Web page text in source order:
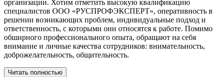
организации. Хотим отметить высокую квалификацию
специалистов ООО «РУСПРОФЭКСПЕРТ», оперативность в
решении возникающих проблем, индивидуальные подход и
ответственность, с которыми они относятся к работе. Помимо
обширного профессионального опыта, обращают на себя
внимание и личные качества сотрудников: внимательность,
доброжелательность, общительность.
Читать полностью